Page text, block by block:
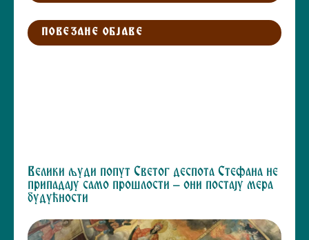
ПОВЕЗАНЕ ОБЈАВЕ
Велики људи попут Светог деспота Стефана не
припадају само прошлости – они постају мера
будућности